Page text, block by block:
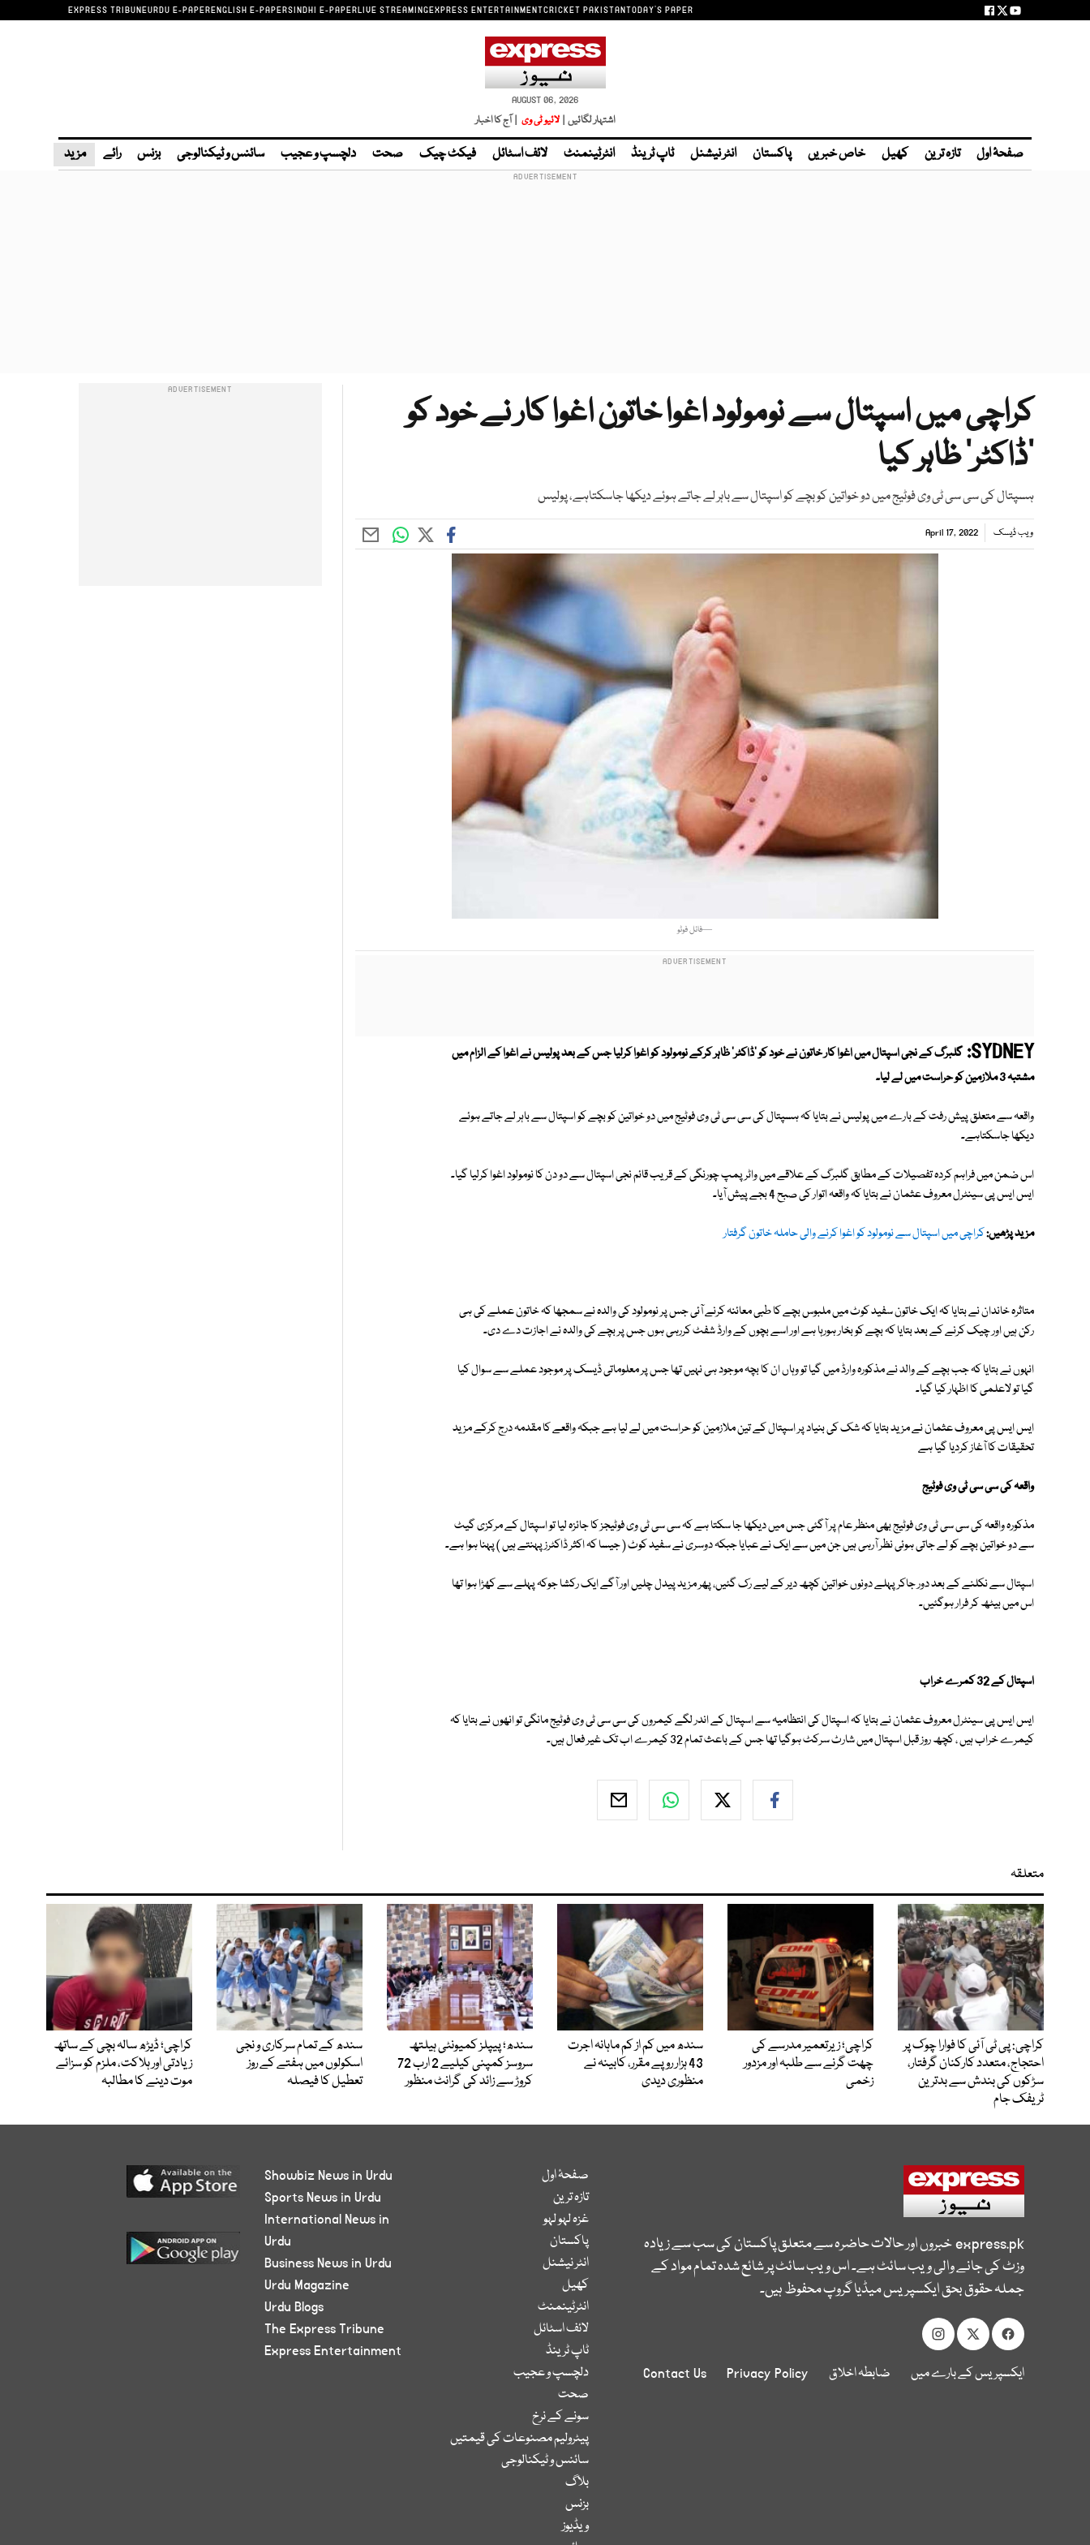
EXPRESS TRIBUNEURDU E-PAPERENGLISH E-PAPERSINDHI E-PAPERLIVE STREAMINGEXPRESS ENTERTAINMENTCRICKET PAKISTANTODAY'S PAPER
AUGUST 06, 2026
اشتہار لگائیں | لائیو ٹی وی | آج کا اخبار
صفحۂ اول تازہ ترین کھیل خاص خبریں پاکستان انٹر نیشنل ٹاپ ٹرینڈ انٹرٹینمنٹ لائف اسٹائل فیکٹ چیک صحت دلچسپ و عجیب سائنس و ٹیکنالوجی بزنس رائے مزید
کراچی میں اسپتال سے نومولود اغوا خاتون اغوا کار نے خود کو
’ڈاکٹر‘ ظاہر کیا
ہسپتال کی سی سی ٹی وی فوٹیج میں دو خواتین کو بچے کو اسپتال سے باہر لے جاتے ہوئے دیکھا جاسکتاہے، پولیس
ویب ڈیسک April 17, 2022
—فائل فوٹو
SYDNEY: گلبرگ کے نجی اسپتال میں اغوا کار خاتون نے خود کو 'ڈاکٹر' ظاہر کرکے نومولود کو اغوا کرلیا جس کے بعد پولیس نے اغوا کے الزام میں
مشتبہ3 ملازمین کو حراست میں لے لیا۔
واقعہ سے متعلق پیش رفت کے بارے میں پولیس نے بتایا کہ ہسپتال کی سی سی ٹی وی فوٹیج میں دو خواتین کو بچے کو اسپتال سے باہر لے جاتے ہوئے
دیکھا جاسکتاہے۔
اس ضمن میں فراہم کردہ تفصیلات کے مطابق گلبرگ کے علاقے میں واٹر پمپ چورنگی کے قریب قائم نجی اسپتال سے دو دن کا نومولود اغوا کرلیا گیا۔
ایس ایس پی سینٹرل معروف عثمان نے بتایا کہ واقعہ اتوار کی صبح 4 بجے پیش آیا۔
مزید پڑھیں:کراچی میں اسپتال سے نومولود کو اغوا کرنے والی حاملہ خاتون گرفتار
متاثرہ خاندان نے بتایا کہ ایک خاتون سفید کوٹ میں ملبوس بچے کا طبی معائنہ کرنے آئی جس پر نومولود کی والدہ نے سمجھا کہ خاتون عملے کی ہی
رکن ہیں اور چیک کرنے کے بعد بتایا کہ بچے کو بخار ہورہا ہے اور اسے بچوں کے وارڈ شفٹ کررہی ہوں جس پر بچے کی والدہ نے اجازت دے دی۔
انہوں نے بتایا کہ جب بچے کے والد نے مذکورہ وارڈ میں گیا تو وہاں ان کا بچہ موجود ہی نہیں تھا جس پر معلوماتی ڈیسک پر موجود عملے سے سوال کیا
گیا تو لاعلمی کا اظہار کیا گیا۔
ایس ایس پی معروف عثمان نے مزید بتایا کہ شک کی بنیاد پر اسپتال کے تین ملازمین کو حراست میں لے لیا ہے جبکہ واقعے کا مقدمہ درج کرکے مزید
تحقیقات کا آغاز کردیا گیا ہے
واقعہ کی سی سی ٹی وی فوٹیج
مذکورہ واقعہ کی سی سی ٹی وی فوٹیج بھی منظر عام پر آگئی جس میں دیکھا جا سکتا ہے کہ سی سی ٹی وی فوٹیجز کا جائزہ لیا تو اسپتال کے مرکزی گیٹ
سے دو خواتین بچے کو لے جاتی ہوئی نظر آرہی ہیں جن میں سے ایک نے عبایا جبکہ دوسری نے سفید کوٹ ( جیسا کہ اکثر ڈاکٹرز پہنتے ہیں ) پہنا ہوا ہے۔
اسپتال سے نکلنے کے بعد دور جاکر پہلے دونوں خواتین کچھ دیر کے لیے رک گئیں، پھر مزید پیدل چلیں اور آگے ایک رکشا جوکہ پہلے سے کھڑا ہوا تھا
اس میں بیٹھ کر فرار ہوگئیں۔
اسپتال کے 32 کمرے خراب
ایس ایس پی سینٹرل معروف عثمان نے بتایا کہ اسپتال کی انتظامیہ سے اسپتال کے اندر لگے کیمروں کی سی سی ٹی وی فوٹیج مانگی تو انھوں نے بتایا کہ
کیمرے خراب ہیں ، کچھ روز قبل اسپتال میں شارٹ سرکٹ ہوگیا تھا جس کے باعث تمام 32 کیمرے اب تک غیر فعال ہیں۔
متعلقہ
کراچی: پی ٹی آئی کا فوارا چوک پر
احتجاج، متعدد کارکنان گرفتار،
سڑکوں کی بندش سے بدترین
ٹریفک جام
کراچی؛ زیرتعمیر مدرسے کی
چھت گرنے سے طلبہ اور مزدور
زخمی
سندھ میں کم از کم ماہانہ اجرت
43 ہزار روپے مقرر، کابینہ نے
منظوری دیدی
سندھ؛ پیپلز کمیونٹی ہیلتھ
سروسز کمپنی کیلیے 2 ارب 72
کروڑ سے زائد کی گرانٹ منظور
سندھ کے تمام سرکاری و نجی
اسکولوں میں ہفتے کے روز
تعطیل کا فیصلہ
کراچی؛ ڈیڑھ سالہ بچی کے ساتھ
زیادتی اور ہلاکت، ملزم کو سزائے
موت دینے کا مطالبہ
express.pkخبروں اور حالات حاضرہ سے متعلق پاکستان کی سب سے زیادہ
وزٹ کی جانے والی ویب سائٹ ہے۔ اس ویب سائٹ پر شائع شدہ تمام مواد کے
جملہ حقوق بحق ایکسپریس میڈیا گروپ محفوظ ہیں۔
ایکسپریس کے بارے میں ضابطہ اخلاق Privacy Policy
Contact Us
صفحۂ اول
تازہ ترین
غزہ لہو لہو
پاکستان
انٹر نیشنل
کھیل
انٹرٹینمنٹ
لائف اسٹائل
ٹاپ ٹرینڈ
دلچسپ و عجیب
صحت
سونے کے نرخ
پیٹرولیم مصنوعات کی قیمتیں
سائنس و ٹیکنالوجی
بلاگ
بزنس
ویڈیوز
Showbiz News in Urdu
Sports News in Urdu
International News in
Urdu
Business News in Urdu
Urdu Magazine
Urdu Blogs
The Express Tribune
Express Entertainment